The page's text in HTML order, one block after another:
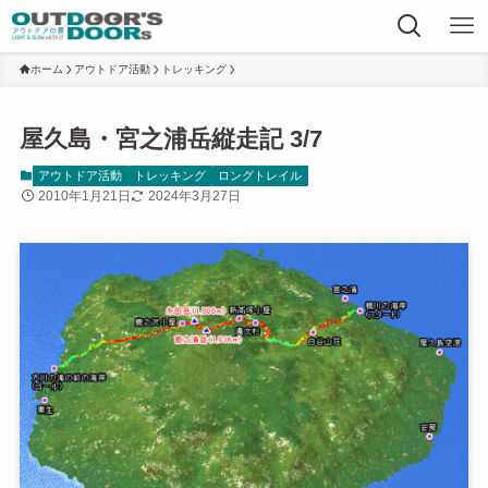
ホーム アウトドア活動 トレッキング
屋久島・宮之浦岳縦走記 3/7
アウトドア活動 トレッキング ロングトレイル
2010年1月21日 2024年3月27日